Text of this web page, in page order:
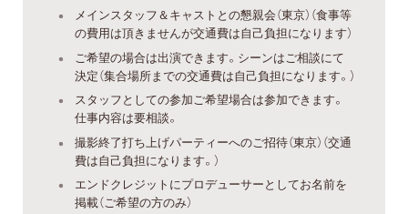
メインスタッフ＆キャストとの懇親会（東京）（食事等
の費用は頂きませんが交通費は自己負担になります）
ご希望の場合は出演できます。シーンはご相談にて
決定（集合場所までの交通費は自己負担になります。）
スタッフとしての参加ご希望場合は参加できます。
仕事内容は要相談。
撮影終了打ち上げパーティーへのご招待（東京）（交通
費は自己負担になります。）
エンドクレジットにプロデューサーとしてお名前を
掲載（ご希望の方のみ）